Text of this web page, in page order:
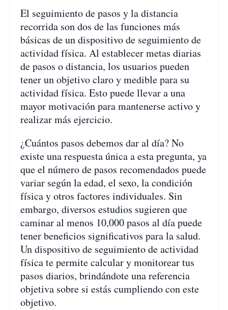
El seguimiento de pasos y la distancia
recorrida son dos de las funciones más
básicas de un dispositivo de seguimiento de
actividad física. Al establecer metas diarias
de pasos o distancia, los usuarios pueden
tener un objetivo claro y medible para su
actividad física. Esto puede llevar a una
mayor motivación para mantenerse activo y
realizar más ejercicio.
¿Cuántos pasos debemos dar al día? No
existe una respuesta única a esta pregunta, ya
que el número de pasos recomendados puede
variar según la edad, el sexo, la condición
física y otros factores individuales. Sin
embargo, diversos estudios sugieren que
caminar al menos 10,000 pasos al día puede
tener beneficios significativos para la salud.
Un dispositivo de seguimiento de actividad
física te permite calcular y monitorear tus
pasos diarios, brindándote una referencia
objetiva sobre si estás cumpliendo con este
objetivo.